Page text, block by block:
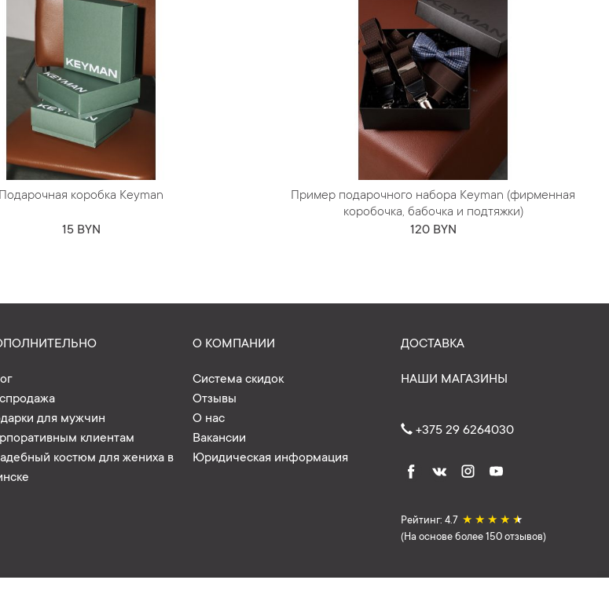
Подарочная коробка Keyman
15 BYN
Пример подарочного набора Keyman (фирменная
коробочка, бабочка и подтяжки)
120 BYN
для мужчин
клиентам
костюм для жениха в
О КОМПАНИИ
Система скидок
Отзывы
О нас
Вакансии
Юридическая информация
ДОСТАВКА
НАШИ МАГАЗИНЫ
+375 29 6264030
Рейтинг: 4.7 ★ ★ ★ ★ ★
(На основе более 150 отзывов)